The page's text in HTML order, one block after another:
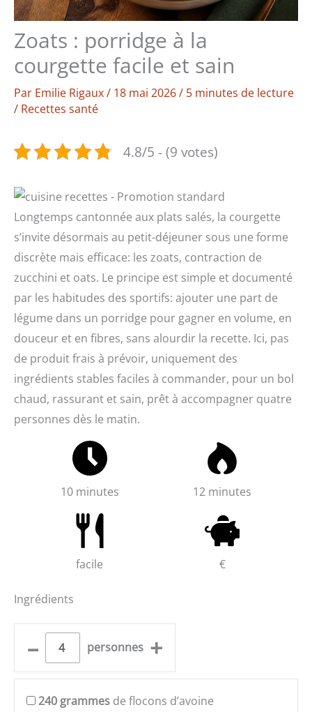
Zoats : porridge à la
courgette facile et sain
Par Emilie Rigaux/ 18 mai 2026/ 5 minutes de lecture
/ Recettes santé
4.8/5 - (9 votes)
Longtemps cantonnée aux plats salés, la courgette
s’invite désormais au petit-déjeuner sous une forme
discrète mais efficace: les zoats, contraction de
zucchini et oats. Le principe est simple et documenté
par les habitudes des sportifs: ajouter une part de
légume dans un porridge pour gagner en volume, en
douceur et en fibres, sans alourdir la recette. Ici, pas
de produit frais à prévoir, uniquement des
ingrédients stables faciles à commander, pour un bol
chaud, rassurant et sain, prêt à accompagner quatre
personnes dès le matin.
10 minutes 12 minutes
facile €
Ingrédients
– personnes +
240 grammes de flocons d’avoine